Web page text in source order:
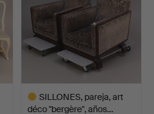
SILLONES, pareja, art
déco "bergère", años…